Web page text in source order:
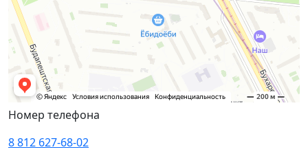
Номер телефона
8 812 627-68-02